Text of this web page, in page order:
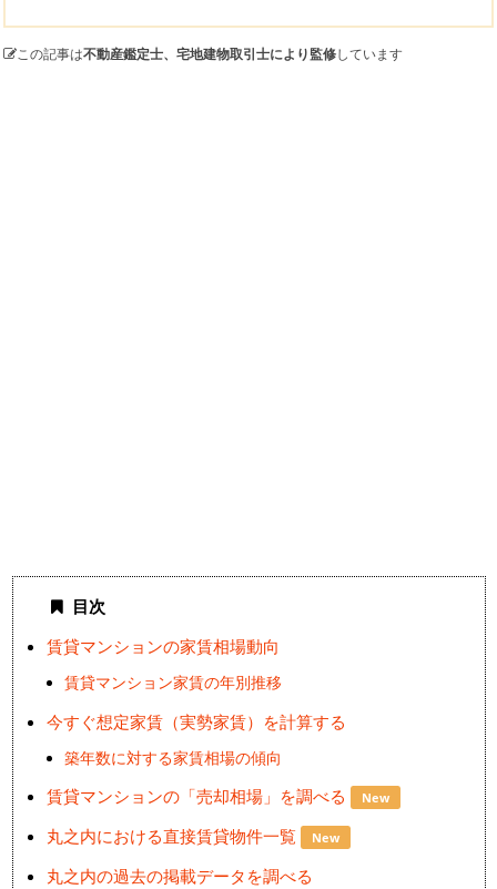
この記事は不動産鑑定士、宅地建物取引士により監修しています
目次
賃貸マンションの家賃相場動向
賃貸マンション家賃の年別推移
今すぐ想定家賃（実勢家賃）を計算する
築年数に対する家賃相場の傾向
賃貸マンションの「売却相場」を調べる New
丸之内における直接賃貸物件一覧 New
丸之内の過去の掲載データを調べる